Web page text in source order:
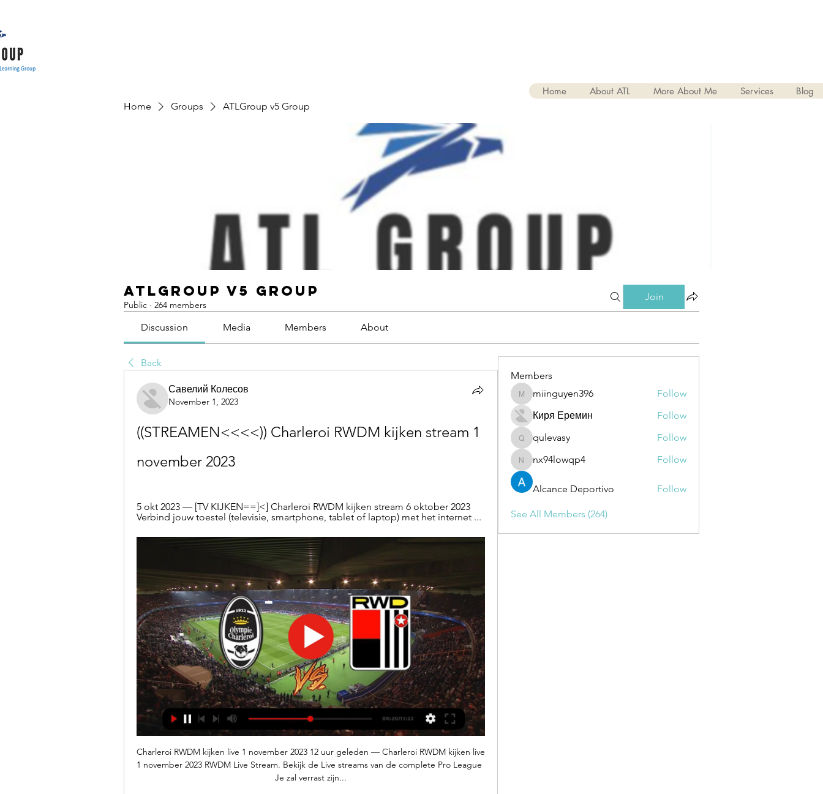
Home Groups ATLGroup v5 Group
ATLGroup v5 Group
Public · 264 members
Join
Discussion Media Members About
Back
Савелий Колесов
November 1, 2023
((STREAMEN<<<<)) Charleroi RWDM kijken stream 1
november 2023
5 okt 2023 — [TV KIJKEN==]<] Charleroi RWDM kijken stream 6 oktober 2023
Verbind jouw toestel (televisie, smartphone, tablet of laptop) met het internet ...
Charleroi RWDM kijken live 1 november 2023 12 uur geleden — Charleroi RWDM kijken live
1 november 2023 RWDM Live Stream. Bekijk de Live streams van de complete Pro League
Je zal verrast zijn...
Members
miinguyen396
miinguyen396
Follow
Киря Еремин
Follow
qulevasy
qulevasy Follow
nx94lowqp4
nx94lowqp4 Follow
Alcance Deportivo Follow
See All Members (264)
Home About ATL More About Me Services Blog